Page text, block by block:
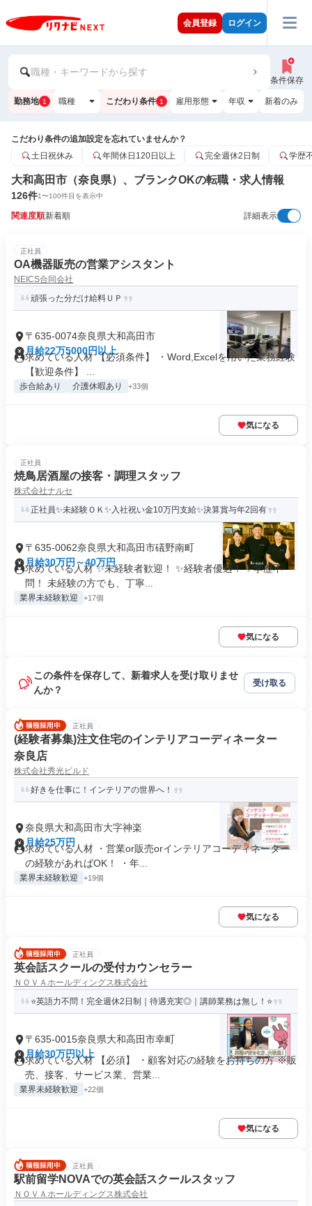
会員登録 ログイン
職種・キーワードから探す
条件保存
勤務地 1 職種 こだわり条件 1 雇用形態 年収 新着のみ
こだわり条件の追加設定を忘れていませんか？
土日祝休み
年間休日120日以上 完全週休2日制 学歴
大和高田市（奈良県）、ブランクOKの転職・求人情報
126件1〜100件目を表示中
関連度順新着順 詳細表示
正社員
OA機器販売の営業アシスタント
NEICS合同会社
頑張った分だけ給料ＵＰ
〒635-0074奈良県大和高田市
月給22万5000円以上
求めている人材 【必須条件】 ・Word,Excelを用いた業務経験
【歓迎条件】 ...
歩合給あり 介護休暇あり +33個
気になる
正社員
焼鳥居酒屋の接客・調理スタッフ
株式会社ナルセ
正社員✨未経験ＯＫ✨入社祝い金10万円支給✨決算賞与年2回有
〒635-0062奈良県大和高田市礒野南町
月給30万円～40万円
求めている人材 ✨未経験者歓迎！ ✨経験者優遇！ ✨学歴不
問！ 未経験の方でも、丁寧...
業界未経験歓迎 +17個
気になる
この条件を保存して、新着求人を受け取りませ
んか？
受け取る
正社員
(経験者募集)注文住宅のインテリアコーディネーター
奈良店
株式会社秀光ビルド
好きを仕事に！インテリアの世界へ！
奈良県大和高田市大字神楽
月給25万円
求めている人材 ・営業or販売orインテリアコーディネーター
の経験があればOK！ ・年...
業界未経験歓迎 +19個
気になる
正社員
英会話スクールの受付カウンセラー
ＮＯＶＡホールディングス株式会社
⭐英語力不問！完全週休2日制｜待遇充実◎｜講師業務は無し！⭐
〒635-0015奈良県大和高田市幸町
月給30万円以上
求めている人材 【必須】 ・顧客対応の経験をお持ちの方 ※販
売、接客、サービス業、営業...
業界未経験歓迎 +22個
気になる
正社員
駅前留学NOVAでの英会話スクールスタッフ
ＮＯＶＡホールディングス株式会社